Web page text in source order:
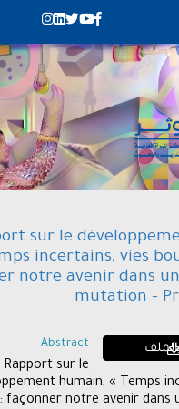
sur le
incertains, vies
notre avenir dans
mutation -
Abstract
Rapport sur le
humain, « Temps
façonner notre avenir dans